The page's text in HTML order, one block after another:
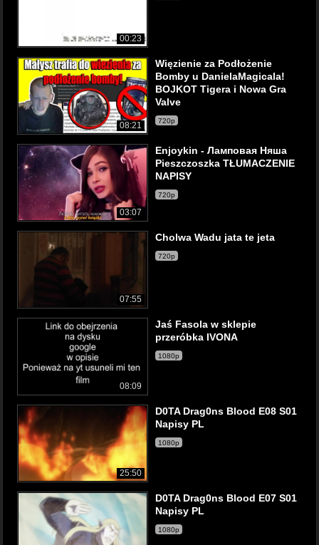
00:23
08:21
Więzienie za Podłożenie
Bomby u DanielaMagicala!
BOJKOT Tigera i Nowa Gra
Valve
720p
03:07
Enjoykin - Ламповая Няша
Pieszczoszka TŁUMACZENIE
NAPISY
720p
07:55
Cholwa Wadu jata te jeta
720p
08:09
Jaś Fasola w sklepie
przeróbka IVONA
1080p
25:50
D0TA Drag0ns Blood E08 S01
Napisy PL
1080p
D0TA Drag0ns Blood E07 S01
Napisy PL
1080p